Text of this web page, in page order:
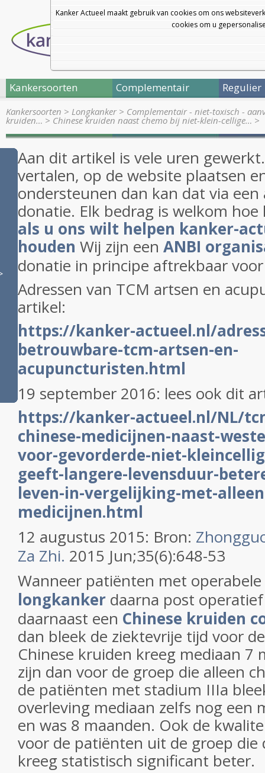
Kanker Actueel maakt gebruik van cookies om ons
cookies om u
Kankersoorten Complementair Regulier
Kankersoorten > Longkanker> Complementair - niet-toxisch -
kruiden… > Chinese kruiden naast chemo bij niet-klein-cellige… >
Aan dit artikel is vele uren
vertalen, op de website plaatsen
ondersteunen dan kan dat via
donatie. Elk bedrag is welkom
als u ons wilt helpen kanker-
houden Wij zijn een ANBI
donatie in principe aftrekbaar
Adressen van TCM artsen en
artikel:
https://kanker-actueel.nl/
betrouwbare-tcm-artsen-en-
acupuncturisten.html
19 september 2016: lees ook dit
https://kanker-actueel.nl/NL/
chinese-medicijnen-naast-
voor-gevorderde-niet-
geeft-langere-levensduur-
leven-in-vergelijking-met-
medicijnen.html
12 augustus 2015: Bron:
Za Zhi. 2015 Jun;35(6):648-53
Wanneer patiënten met operabele
longkanker daarna post
daarnaast een Chinese kruiden
dan bleek de ziektevrije tijd voor
Chinese kruiden kreeg mediaan 7
zijn dan voor de groep die alleen
de patiënten met stadium IIIa
overleving mediaan zelfs nog een
en was 8 maanden. Ook de
voor de patiënten uit de groep die
kreeg statistisch significant beter.